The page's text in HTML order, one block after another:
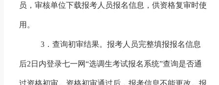
员，审核单位下载报考人员报名信息，供资格复审时使
用。
3 ．查询初审结果。报考人员完整填报报名信息
后2 日内登录七一网“选调生考试报名系统”查询是否通
过资格初审。资格初审通过后，报考信息不能更改。报